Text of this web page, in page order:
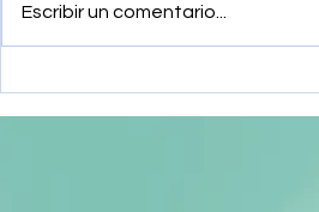
Iniciación al yoga reúne a
diversos clubes deportivos de
Escribir un comentario...